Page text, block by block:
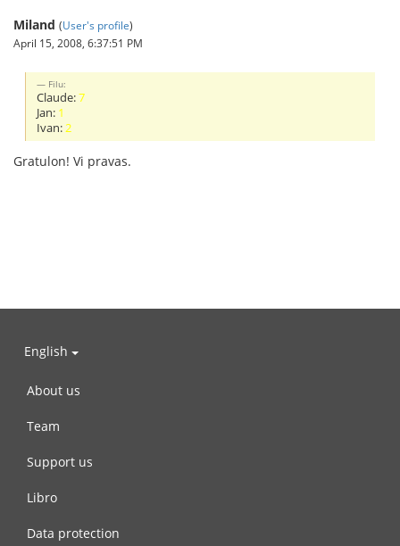
Miland (User's profile)
April 15, 2008, 6:37:51 PM
Filu:
Claude:7
Jan: 1
Ivan:2
Gratulon! Vi pravas.
English
About us
Team
Support us
Libro
Data protection